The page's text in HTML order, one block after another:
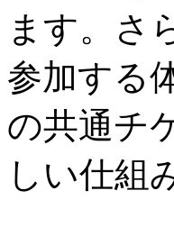
ます。さ
参加する
の共通チ
しい仕組